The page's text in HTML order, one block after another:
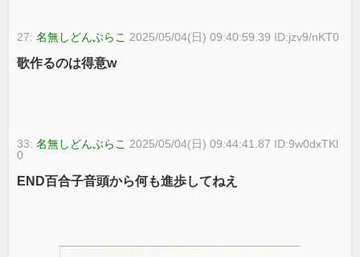
27:名無しどんぶらこ 2025/05/04(日) 09:40:59.39 ID:jzv9/nKT0
歌作るのは得意w
33:名無しどんぶらこ 2025/05/04(日) 09:44:41.87 ID:9w0dxTKl
0
END百合子音頭から何も進歩してねえ